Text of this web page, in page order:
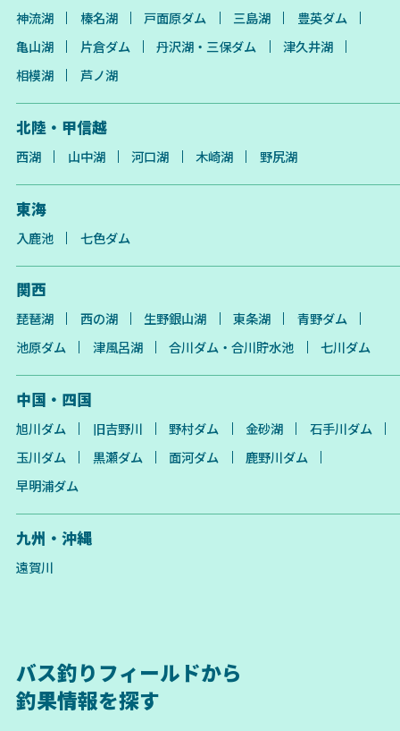
神流湖
榛名湖 戸面原ダム 三島湖
豊英ダム
亀山湖
片倉ダム 丹沢湖・三保ダム
津久井湖
相模湖
芦ノ湖
北陸・甲信越
西湖 山中湖 河口湖 木崎湖 野尻湖
東海
入鹿池 七色ダム
関西
琵琶湖 西の湖 生野銀山湖 東条湖
青野ダム
池原ダム
津風呂湖 合川ダム・合川貯水池 七川ダム
中国・四国
旭川ダム 旧吉野川 野村ダム 金砂湖
石手川ダム
玉川ダム
黒瀬ダム 面河ダム
鹿野川ダム
早明浦ダム
九州・沖縄
遠賀川
バス釣りフィールドから
釣果情報を探す